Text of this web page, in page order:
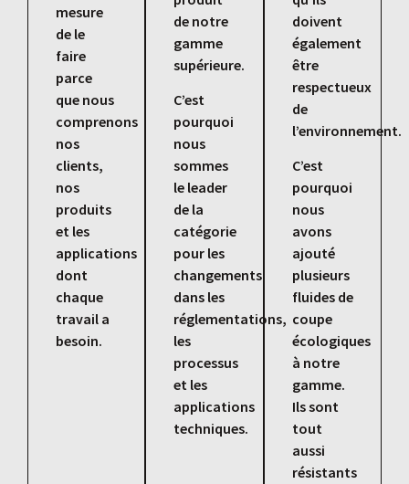
mesure
de le
faire
parce
que nous
comprenons
nos
clients,
nos
produits
et les
applications
dont
chaque
travail a
besoin.
de notre
gamme
supérieure.
C’est
pourquoi
nous
sommes
le leader
de la
catégorie
pour les
changements
dans les
réglementations,
les
processus
et les
applications
techniques.
doivent
également
être
respectueux
de
l’environnement.
C’est
pourquoi
nous
avons
ajouté
plusieurs
fluides de
coupe
écologiques
à notre
gamme.
Ils sont
tout
aussi
résistants